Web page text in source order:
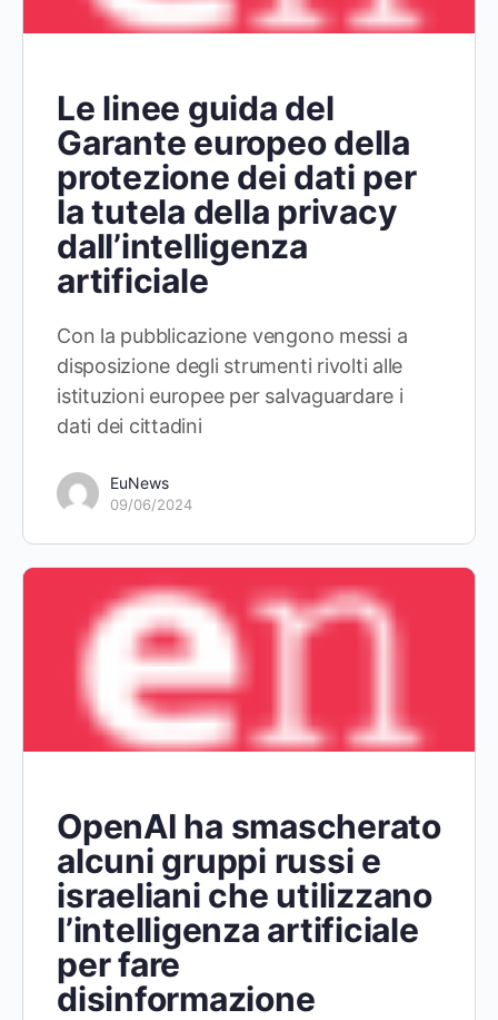
Le linee guida del
Garante europeo della
protezione dei dati per
la tutela della privacy
dall’intelligenza
artificiale
Con la pubblicazione vengono messi a
disposizione degli strumenti rivolti alle
istituzioni europee per salvaguardare i
dati dei cittadini
EuNews
09/06/2024
OpenAI ha smascherato
alcuni gruppi russi e
israeliani che utilizzano
l’intelligenza artificiale
per fare
disinformazione